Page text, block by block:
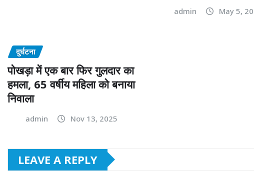
admin May 5,
दुर्घटना
पोखड़ा में एक बार फिर गुलदार का
हमला, 65 वर्षीय महिला को बनाया
निवाला
admin Nov 13, 2025
LEAVE A REPLY